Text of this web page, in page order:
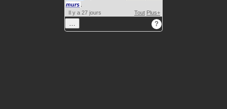
murs
Il y a 27 jours
Tout Plus+
?